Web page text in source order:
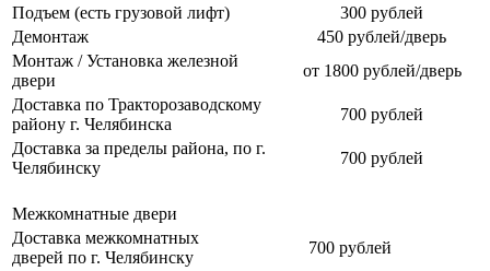
Подъем (есть грузовой лифт)
300 рублей
Демонтаж
450 рублей/дверь
Монтаж / Установка железной
двери
от 1800 рублей/дверь
Доставка по Тракторозаводскому
району г. Челябинска
700 рублей
Доставка за пределы района, по г.
Челябинску
700 рублей
Межкомнатные двери
Доставка межкомнатных
дверей по г. Челябинску
700 рублей